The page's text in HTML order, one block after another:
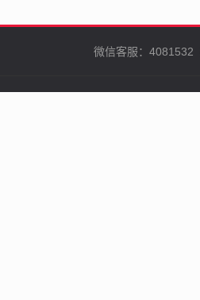
微信客服：4081532